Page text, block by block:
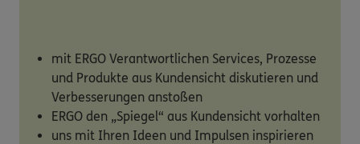
mit ERGO Verantwortlichen Services, Prozesse
und Produkte aus Kundensicht diskutieren und
Verbesserungen anstoßen
ERGO den „Spiegel“ aus Kundensicht vorhalten
uns mit Ihren Ideen und Impulsen inspirieren